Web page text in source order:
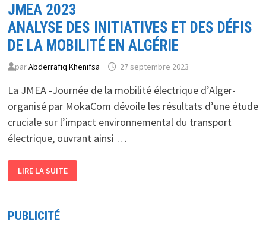
JMEA 2023
ANALYSE DES INITIATIVES ET DES DÉFIS
DE LA MOBILITÉ EN ALGÉRIE
parAbderrafiq Khenifsa 27 septembre 2023
La JMEA -Journée de la mobilité électrique d’Alger-
organisé par MokaCom dévoile les résultats d’une étude
cruciale sur l’impact environnemental du transport
électrique, ouvrant ainsi …
2023
ANALYSE
DES
DÉFIS
LIRE LA SUITE
PUBLICITÉ